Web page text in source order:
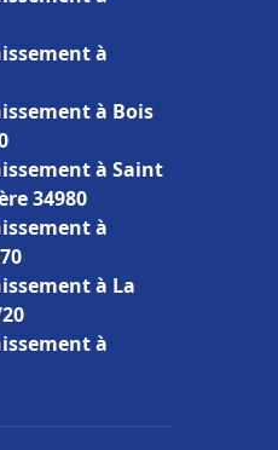
à
à Bois
à Saint
34980
à
à La
à